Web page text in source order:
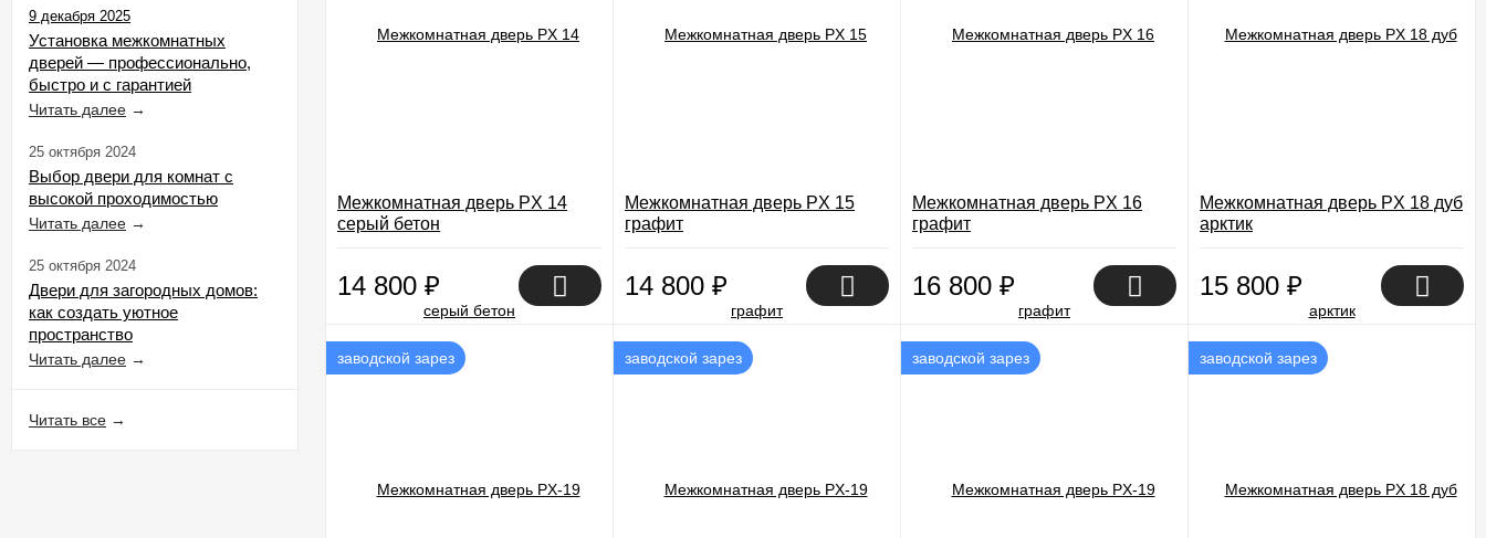
9 декабря 2025
Установка межкомнатных
дверей — профессионально,
быстро и с гарантией
Читать далее →
25 октября 2024
Выбор двери для комнат с
высокой проходимостью
Читать далее →
25 октября 2024
Двери для загородных домов:
как создать уютное
пространство
Читать далее →
Читать все →
Межкомнатная дверь PX 14
серый бетон
14 800 ₽
Межкомнатная дверь PX 15
графит
14 800 ₽
Межкомнатная дверь PX 16
графит
16 800 ₽
Межкомнатная дверь PX 18 дуб
арктик
15 800 ₽
заводской зарез заводской зарез заводской зарез заводской зарез